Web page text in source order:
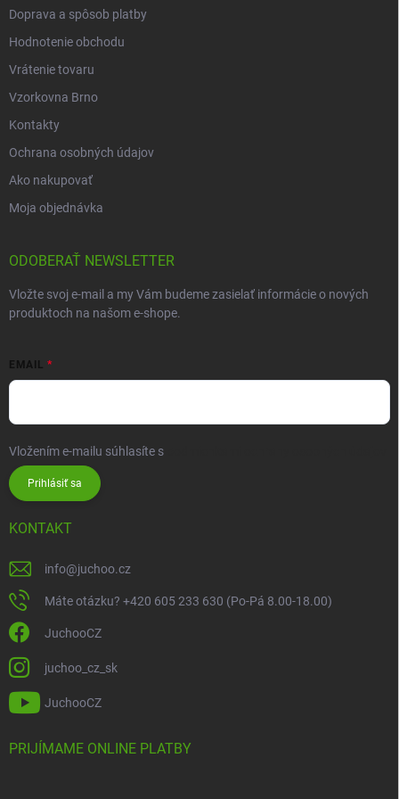
Doprava a spôsob platby
Hodnotenie obchodu
Vrátenie tovaru
Vzorkovna Brno
Kontakty
Ochrana osobných údajov
Ako nakupovať
Moja objednávka
ODOBERAŤ NEWSLETTER
Vložte svoj e-mail a my Vám budeme zasielať informácie o nových
produktoch na našom e-shope.
EMAIL
Vložením e-mailu súhlasíte s
Prihlásiť sa
KONTAKT
info@juchoo.cz
Máte otázku? +420 605 233 630 (Po-Pá 8.00-18.00)
JuchooCZ
juchoo_cz_sk
JuchooCZ
PRIJÍMAME ONLINE PLATBY